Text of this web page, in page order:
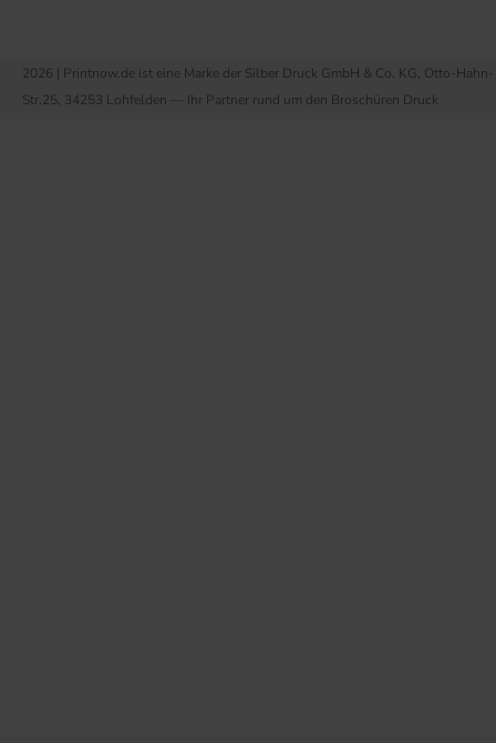
2026 | Printnow.de ist eine Marke der Silber Druck GmbH & Co. KG, Otto-Hahn-
Str.25, 34253 Lohfelden — Ihr Partner rund um den Broschüren Druck